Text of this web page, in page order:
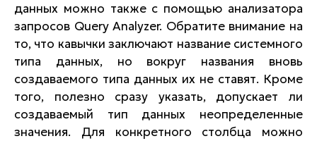
данных можно также с помощью анализатора
запросов Query Analyzer. Обратите внимание на
то, что кавычки заключают название системного
типа данных, но вокруг названия вновь
создаваемого типа данных их не ставят. Кроме
того, полезно сразу указать, допускает ли
создаваемый тип данных неопределенные
значения. Для конкретного столбца можно